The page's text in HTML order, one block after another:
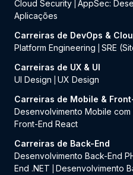
Cloud Security AppSec:
Aplicações
Carreiras de DevOps &
Platform Engineering
SRE
Carreiras de UX & UI
UI Design
UX Design
Carreiras de Mobile &
Desenvolvimento Mobile com
Front-End React
Carreiras de Back-End
Desenvolvimento Back-End
End .NET
Desenvolvimento